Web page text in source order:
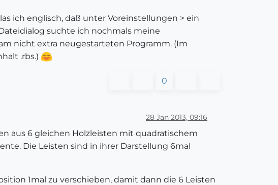
ich englisch, daß unter Voreinstellungen > ein
suchte ich nochmals meine
nicht extra neugestarteten Programm. (Im
.rbs.)
0
28 Jan 2013, 09:16
aus 6 gleichen Holzleisten mit quadratischem
Die Leisten sind in ihrer Darstellung 6mal
1mal zu verschieben, damit dann die 6 Leisten